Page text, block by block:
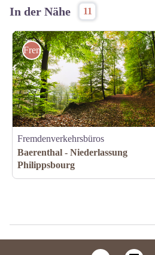
In der Nähe 11
Fremdenverkehrsbüros
Fremdenverkehrsbüros
Baerenthal - Niederlassung
Philippsbourg